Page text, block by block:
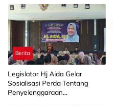
Perambatan
Berita
Legislator Hj Aida Gelar
Sosialisasi Perda Tentang
Penyelenggaraan